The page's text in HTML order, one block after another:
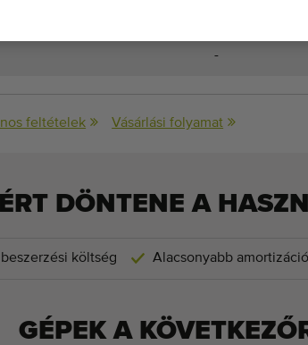
-
feltételek Vásárlási folyamat
DÖNTENE A
költség Alacsonyabb
GÉPEK A